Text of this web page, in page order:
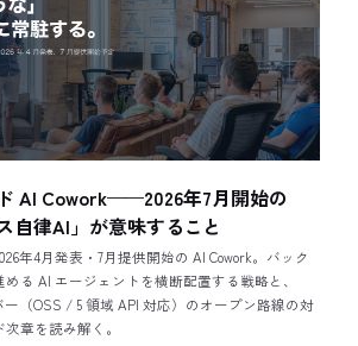
AI Cowork——2026年7月開始の
自律AI」が意味すること
年4月発表・7月提供開始の AI Cowork。バック
る AI エージェントを横断配置する戦略と、
ー（OSS / 5 領域 API 対応）のオープン路線の対
章を読み解く。